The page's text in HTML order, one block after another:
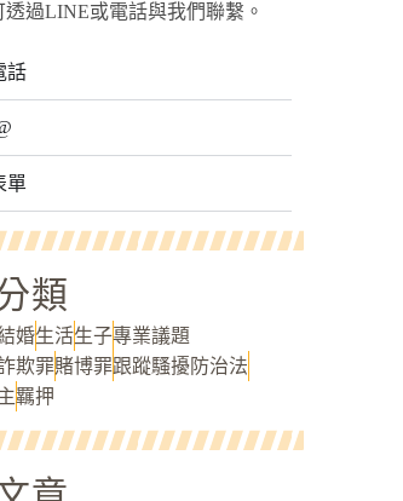
透過LINE或電話與我們聯繫。
話
單
類
婚生活生子專業議題
欺罪賭博罪跟蹤騷擾防治法
羈押